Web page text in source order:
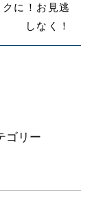
に！お見逃
しなく！
ゴリー